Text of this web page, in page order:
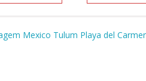
Mexico Tulum Playa del